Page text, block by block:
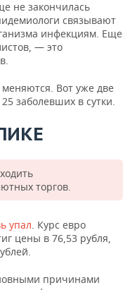
не закончилась
связывают
инфекциям. Еще
— это
меняются. Вот уже две
заболевших в сутки.
торгов.
упал. Курс евро
цены в 76,53 рубля,
причинами